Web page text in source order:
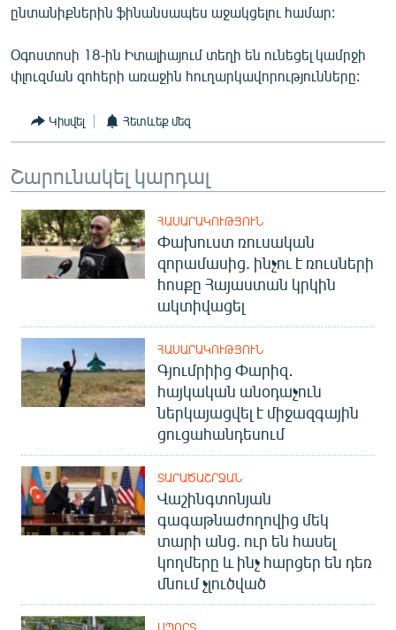
ընտանիքներին ֆինանսապես աջակցելու համար:
Օգոստոսի 18-ին Իտալիայում տեղի են ունեցել կամրջի
փլուզման զոհերի առաջին հուղարկավորությունները:
Կիսվել Հետևեք մեզ
Շարունակել կարդալ
ՀԱՍԱՐԱԿՈՒԹՅՈՒՆ
Փախուստ ռուսական
զորամասից. ինչու է ռուսների
հոսքը Հայաստան կրկին
ակտիվացել
ՀԱՍԱՐԱԿՈՒԹՅՈՒՆ
Գյումրիից Փարիզ․
հայկական անօդաչուն
ներկայացվել է միջազգային
ցուցահանդեսում
ՏԱՐԱԾԱՇՐՋԱՆ
Վաշինգտոնյան
գագաթնաժողովից մեկ
տարի անց. ուր են հասել
կողմերը և ինչ հարցեր են դեռ
մնում չլուծված
ՍՊՈՐՏ